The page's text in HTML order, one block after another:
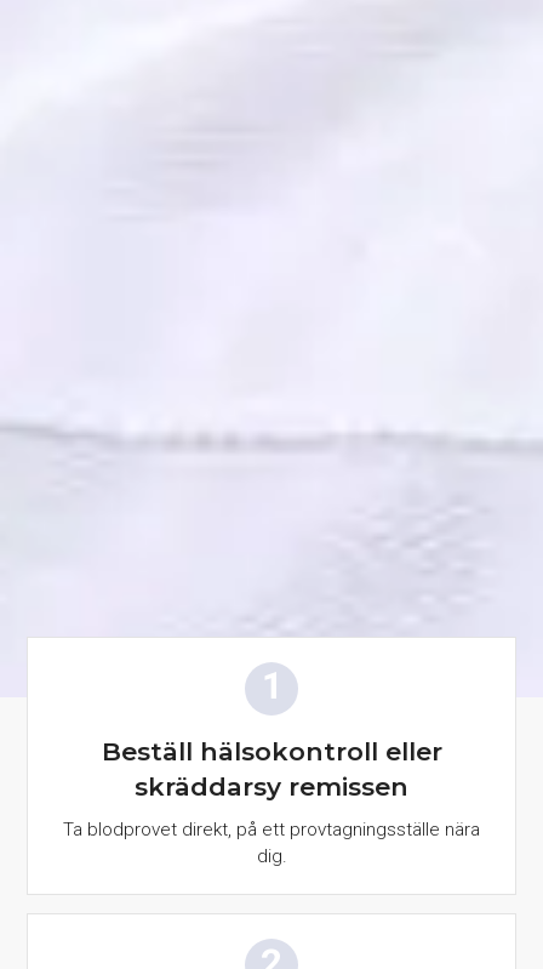
Beställ hälsokontroll eller
skräddarsy remissen
Ta blodprovet direkt, på ett provtagningsställe nära
dig.